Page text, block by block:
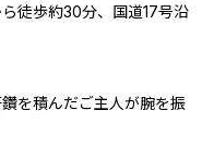
徒歩約30分、国道17号沿
を積んだご主人が腕を振